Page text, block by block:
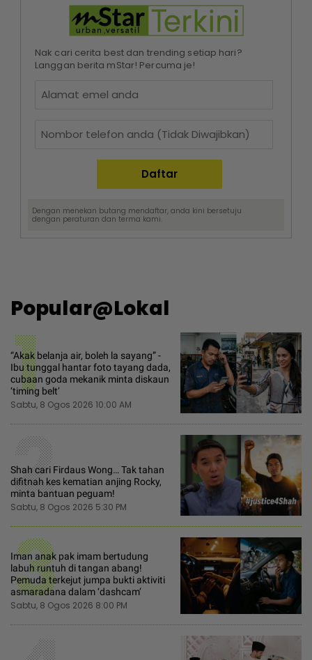
Nak cari cerita best dan trending setiap hari?
Langgan berita mStar! Percuma je!
Dengan menekan butang mendaftar, anda kini bersetuju
dengan peraturan dan terma kami.
Popular@Lokal
1
“Akak belanja air, boleh la sayang” -
Ibu tunggal hantar foto tayang dada,
cubaan goda mekanik minta diskaun
‘timing belt’
Sabtu, 8 Ogos 2026 10:00 AM
2
Shah cari Firdaus Wong… Tak tahan
difitnah kes kematian anjing Rocky,
minta bantuan peguam!
Sabtu, 8 Ogos 2026 5:30 PM
3
Iman anak pak imam bertudung
labuh runtuh di tangan abang!
Pemuda terkejut jumpa bukti aktiviti
asmaradana dalam ‘dashcam’
Sabtu, 8 Ogos 2026 8:00 PM